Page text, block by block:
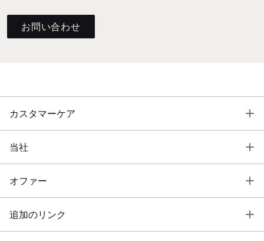
お問い合わせ
カスタマーケア
当社
オファー
追加のリンク